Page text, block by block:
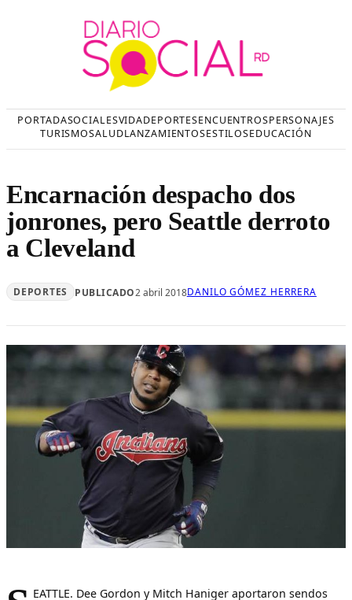
PORTADASOCIALESVIDADEPORTESENCUENTROSPERSONAJES
TURISMOSALUDLANZAMIENTOSESTILOSEDUCACIÓN
Encarnación despacho dos
jonrones, pero Seattle derroto
a Cleveland
DEPORTES PUBLICADO2 abril 2018DANILO GÓMEZ HERRERA
EATTLE. Dee Gordon y Mitch Haniger aportaron sendos